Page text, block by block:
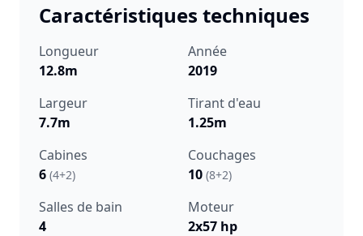
Caractéristiques techniques
Longueur
12.8m
Année
2019
Largeur
7.7m
Tirant d'eau
1.25m
Cabines
6 (4+2)
Couchages
10 (8+2)
Salles de bain
4
Moteur
2x57 hp